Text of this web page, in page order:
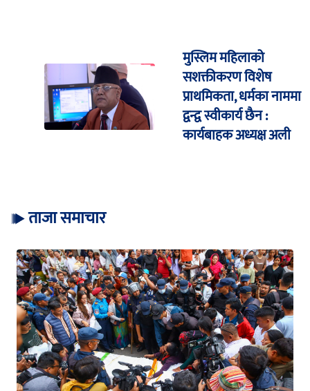
मुस्लिम महिलाको
सशक्तीकरण विशेष
प्राथमिकता, धर्मका नाममा
द्वन्द्व स्वीकार्य छैन :
कार्यबाहक अध्यक्ष अली
ताजा समाचार